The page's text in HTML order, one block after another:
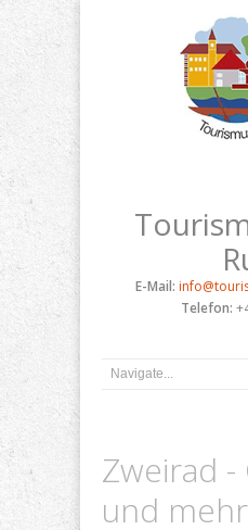
E-Mail:
Telefon:
Zweirad -
und mehr